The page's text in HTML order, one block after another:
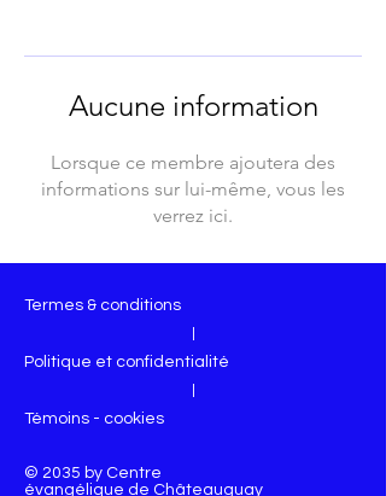
Aucune information
Lorsque ce membre ajoutera des
informations sur lui-même, vous les
verrez ici.
Termes & conditions
Politique et confidentialité
Témoins - cookies
© 2035 by Centre
évangélique de Châteauguay